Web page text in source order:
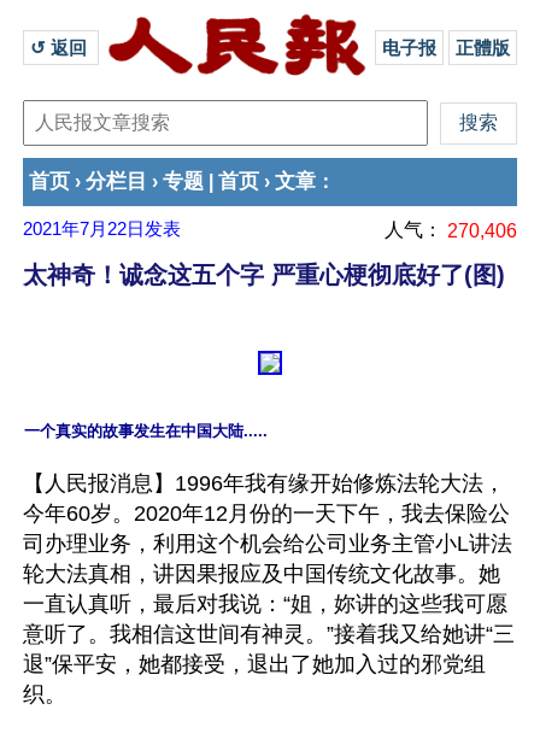
↺ 返回 电子报 正體版
首页 › 分栏目 › 专题 首页 › 文章 ：
2021年7月22日 发表 人气： 270,406
太神奇！诚念这五个字 严重心梗彻底好了(图)
【人民报消息】1996年我有缘开始修炼法轮大法，
今年60岁。2020年12月份的一天下午，我去保险公
司办理业务，利用这个机会给公司业务主管小L讲法
轮大法真相，讲因果报应及中国传统文化故事。她
一直认真听，最后对我说：“姐，妳讲的这些我可愿
意听了。我相信这世间有神灵。”接着我又给她讲“三
退”保平安，她都接受，退出了她加入过的邪党组
织。